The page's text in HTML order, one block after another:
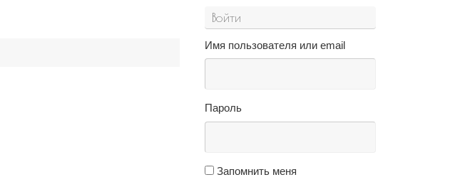
Войти
Имя пользователя или email
Пароль
Запомнить меня